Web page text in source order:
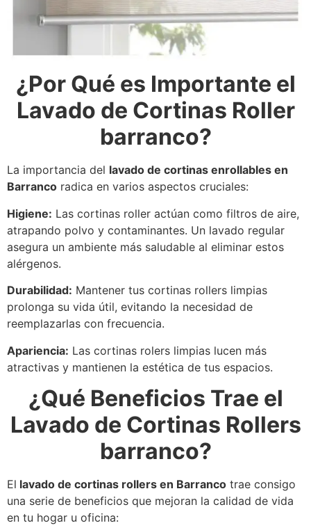
¿Por Qué es Importante el
Lavado de Cortinas Roller
barranco?
La importancia del lavado de cortinas enrollables en
Barranco radica en varios aspectos cruciales:
Higiene: Las cortinas roller actúan como filtros de aire,
atrapando polvo y contaminantes. Un lavado regular
asegura un ambiente más saludable al eliminar estos
alérgenos.
Durabilidad: Mantener tus cortinas rollers limpias
prolonga su vida útil, evitando la necesidad de
reemplazarlas con frecuencia.
Apariencia: Las cortinas rolers limpias lucen más
atractivas y mantienen la estética de tus espacios.
¿Qué Beneficios Trae el
Lavado de Cortinas Rollers
barranco?
El lavado de cortinas rollers en Barranco trae consigo
una serie de beneficios que mejoran la calidad de vida
en tu hogar u oficina: